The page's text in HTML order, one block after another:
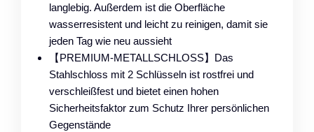
langlebig. Außerdem ist die Oberfläche
wasserresistent und leicht zu reinigen, damit sie
jeden Tag wie neu aussieht
【PREMIUM-METALLSCHLOSS】Das
Stahlschloss mit 2 Schlüsseln ist rostfrei und
verschleißfest und bietet einen hohen
Sicherheitsfaktor zum Schutz Ihrer persönlichen
Gegenstände